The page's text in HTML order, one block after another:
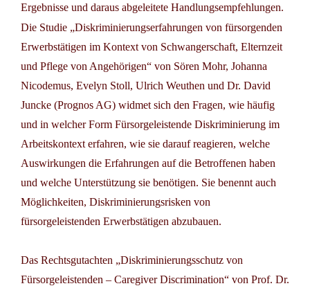
Ergebnisse und daraus abgeleitete Handlungsempfehlungen.
Die Studie „Diskriminierungserfahrungen von fürsorgenden
Erwerbstätigen im Kontext von Schwangerschaft, Elternzeit
und Pflege von Angehörigen“ von Sören Mohr, Johanna
Nicodemus, Evelyn Stoll, Ulrich Weuthen und Dr. David
Juncke (Prognos AG) widmet sich den Fragen, wie häufig
und in welcher Form Fürsorgeleistende Diskriminierung im
Arbeitskontext erfahren, wie sie darauf reagieren, welche
Auswirkungen die Erfahrungen auf die Betroffenen haben
und welche Unterstützung sie benötigen. Sie benennt auch
Möglichkeiten, Diskriminierungsrisken von
fürsorgeleistenden Erwerbstätigen abzubauen.
Das Rechtsgutachten „Diskriminierungsschutz von
Fürsorgeleistenden – Caregiver Discrimination“ von Prof. Dr.